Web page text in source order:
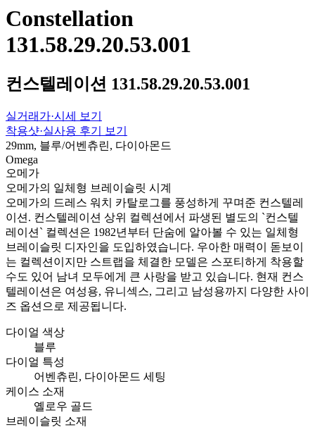
Constellation
131.58.29.20.53.001
컨스텔레이션 131.58.29.20.53.001
실거래가·시세 보기
착용샷·실사용 후기 보기
29mm, 블루/어벤츄린, 다이아몬드
Omega
오메가
오메가의 일체형 브레이슬릿 시계
오메가의 드레스 워치 카탈로그를 풍성하게 꾸며준 컨스텔레
이션. 컨스텔레이션 상위 컬렉션에서 파생된 별도의 `컨스텔
레이션` 컬렉션은 1982년부터 단숨에 알아볼 수 있는 일체형
브레이슬릿 디자인을 도입하였습니다. 우아한 매력이 돋보이
는 컬렉션이지만 스트랩을 체결한 모델은 스포티하게 착용할
수도 있어 남녀 모두에게 큰 사랑을 받고 있습니다. 현재 컨스
텔레이션은 여성용, 유니섹스, 그리고 남성용까지 다양한 사이
즈 옵션으로 제공됩니다.
다이얼 색상
블루
다이얼 특성
어벤츄린, 다이아몬드 세팅
케이스 소재
옐로우 골드
브레이슬릿 소재